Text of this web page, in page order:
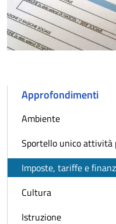
Approfondimenti
Ambiente
Sportello unico attività
Imposte, tariffe e
Cultura
Istruzione